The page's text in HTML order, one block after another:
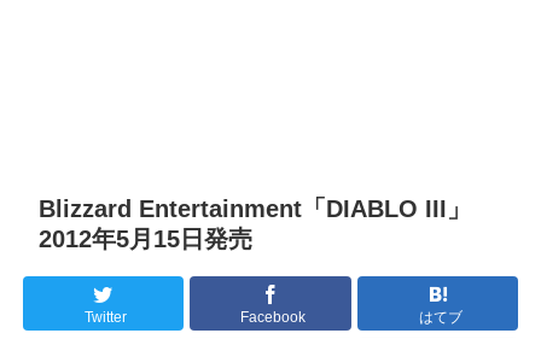
Blizzard Entertainment「DIABLO III」
2012年5月15日発売
Twitter Facebook はてブ